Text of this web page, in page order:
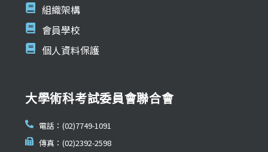
組織架構
會員學校
個人資料保護
大學術科考試委員會聯合會
電話：(02)7749-1091
傳真：(02)2392-2598